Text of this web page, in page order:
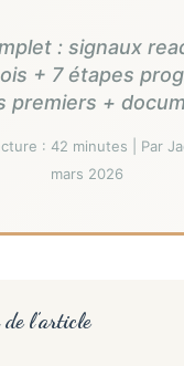
: signaux
+ 7 étapes
premiers +
: 42 minutes | Par
mars 2026
l’article